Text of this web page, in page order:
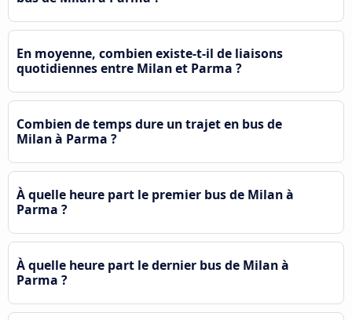
En moyenne, combien existe-t-il de liaisons
quotidiennes entre Milan et Parma ?
Combien de temps dure un trajet en bus de
Milan à Parma ?
À quelle heure part le premier bus de Milan à
Parma ?
À quelle heure part le dernier bus de Milan à
Parma ?